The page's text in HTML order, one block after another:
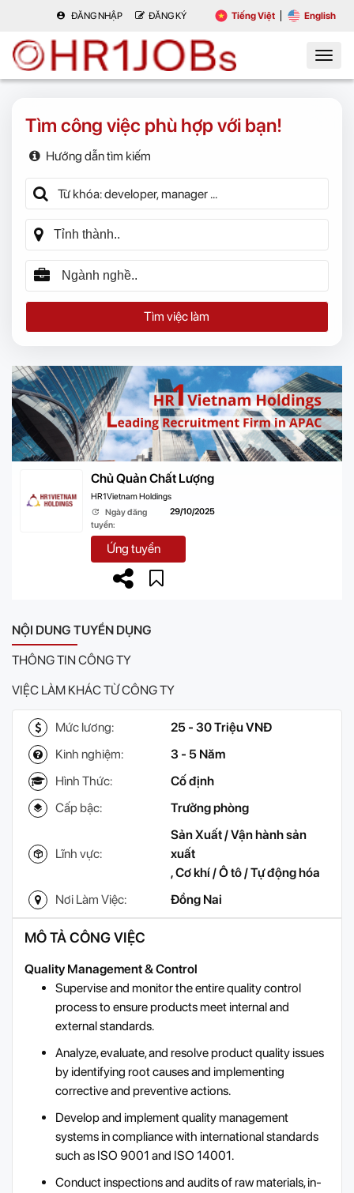
ĐĂNG NHẬP ĐĂNG KÝ Tiếng Việt English
Tìm công việc phù hợp với bạn!
Hướng dẫn tìm kiếm
Tìm việc làm
Chủ Quản Chất Lượng
HR1Vietnam Holdings
Ngày đăng
tuyển:
29/10/2025
Ứng tuyển
NỘI DUNG TUYỂN DỤNG
THÔNG TIN CÔNG TY
VIỆC LÀM KHÁC TỪ CÔNG TY
Mức lương:
25 - 30 Triệu VNĐ
Kinh nghiệm:
3 - 5 Năm
Hình Thức:
Cố định
Cấp bậc:
Trưởng phòng
Lĩnh vực:
Sản Xuất / Vận hành sản
xuất
,Cơ khí / Ô tô / Tự động hóa
Nơi Làm Việc:
Đồng Nai
MÔ TẢ CÔNG VIỆC
Quality Management & Control
Supervise and monitor the entire quality control
process to ensure products meet internal and
external standards.
Analyze, evaluate, and resolve product quality issues
by identifying root causes and implementing
corrective and preventive actions.
Develop and implement quality management
systems in compliance with international standards
such as ISO 9001 and ISO 14001.
Conduct inspections and audits of raw materials, in-